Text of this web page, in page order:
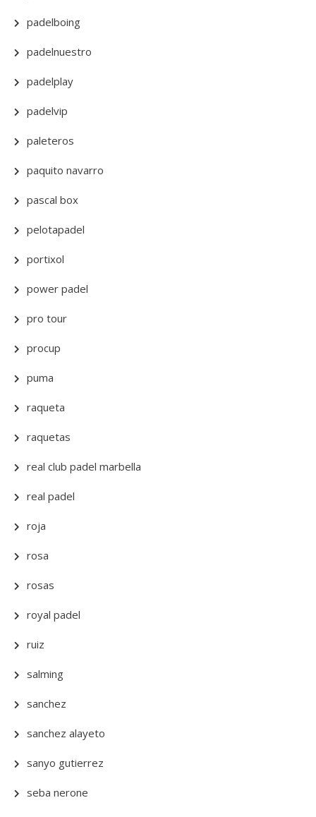
padelboing
padelnuestro
padelplay
padelvip
paleteros
paquito navarro
pascal box
pelotapadel
portixol
power padel
pro tour
procup
puma
raqueta
raquetas
real club padel marbella
real padel
roja
rosa
rosas
royal padel
ruiz
salming
sanchez
sanchez alayeto
sanyo gutierrez
seba nerone